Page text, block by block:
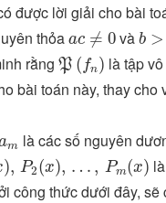
được lời giải cho bài
thỏa ac ≠ 0
ac 0 vàb >
b >
rằng P ( fn)
P( fn)
là tập
bài toán này, thay
m là các số nguyên
), P2(x), … , Pm(x)
),P2 x),… m (x
công thức dưới đây,